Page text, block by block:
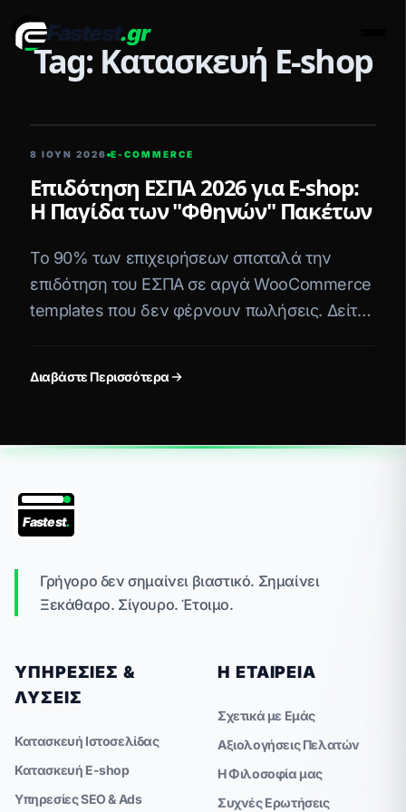
Fastest.gr
Tag: Κατασκευή E-shop
8 ΙΟΥΝ 2026 E-COMMERCE
Επιδότηση ΕΣΠΑ 2026 για E-shop:
Η Παγίδα των "Φθηνών" Πακέτων
Το 90% των επιχειρήσεων σπαταλά την
επιδότηση του ΕΣΠΑ σε αργά WooCommerce
templates που δεν φέρνουν πωλήσεις. Δείτε
Διαβάστε Περισσότερα
Fastest.
Γρήγορο δεν σημαίνει βιαστικό. Σημαίνει
Ξεκάθαρο. Σίγουρο. Έτοιμο.
ΥΠΗΡΕΣΊΕΣ &
ΛΎΣΕΙΣ
Κατασκευή Ιστοσελίδας
Κατασκευή E-shop
Υπηρεσίες SEO & Ads
Η ΕΤΑΙΡΕΊΑ
Σχετικά με Εμάς
Αξιολογήσεις Πελατών
Η Φιλοσοφία μας
Συχνές Ερωτήσεις